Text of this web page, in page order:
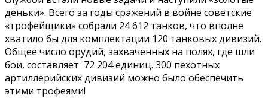
деньки». Всего за годы сражений в войне советские
«трофейщики» собрали 24 612 танков, что вполне
хватило бы для комплектации 120 танковых дивизий.
Общее число орудий, захваченных на полях, где шли
бои, составляет 72 204 единиц. 300 пехотных
артиллерийских дивизий можно было обеспечить
этими трофеями!